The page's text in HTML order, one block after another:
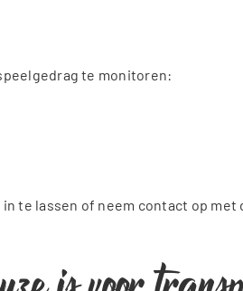
te monitoren:
te lassen of neem contact op met